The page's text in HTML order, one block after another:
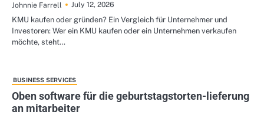
Johnnie Farrell
July 12, 2026
KMU kaufen oder gründen? Ein Vergleich für Unternehmer und
Investoren: Wer ein KMU kaufen oder ein Unternehmen verkaufen
möchte, steht…
BUSINESS SERVICES
Oben software für die geburtstagstorten-lieferung
an mitarbeiter